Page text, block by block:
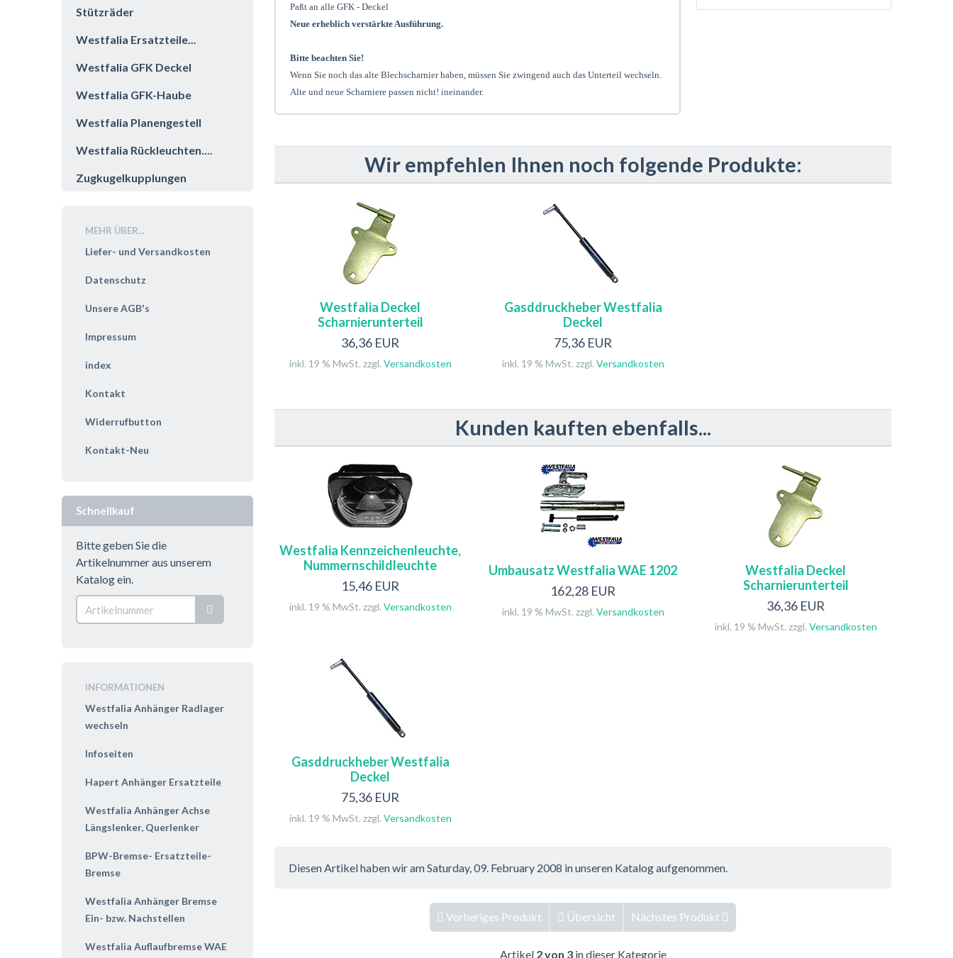
Paßt an alle GFK - Deckel
Neue erheblich verstärkte Ausführung.
Bitte beachten Sie!
Wenn Sie noch das alte Blechscharnier haben, müssen Sie zwingend auch das Unterteil wechseln.
Alte und neue Scharniere passen nicht! ineinander.
Wir empfehlen Ihnen noch folgende Produkte:
Westfalia Deckel
Scharnierunterteil
36,36 EUR
inkl. 19 % MwSt. zzgl. Versandkosten
Gasddruckheber Westfalia
Deckel
75,36 EUR
inkl. 19 % MwSt. zzgl. Versandkosten
Kunden kauften ebenfalls...
Westfalia Kennzeichenleuchte,
Nummernschildleuchte
15,46 EUR
inkl. 19 % MwSt. zzgl. Versandkosten
Umbausatz Westfalia WAE 1202
162,28 EUR
inkl. 19 % MwSt. zzgl. Versandkosten
Westfalia Deckel
Scharnierunterteil
36,36 EUR
inkl. 19 % MwSt. zzgl. Versandkosten
Gasddruckheber Westfalia
Deckel
75,36 EUR
inkl. 19 % MwSt. zzgl. Versandkosten
Diesen Artikel haben wir am Saturday, 09. February 2008 in unseren Katalog aufgenommen.
Vorheriges Produkt Übersicht Nächstes Produkt
Artikel 2 von 3in dieser Kategorie
Stützräder
Westfalia Ersatzteile...
Westfalia GFK Deckel
Westfalia GFK-Haube
Westfalia Planengestell
Westfalia Rückleuchten....
Zugkugelkupplungen
MEHR ÜBER...
Liefer- und Versandkosten
Datenschutz
Unsere AGB's
Impressum
index
Kontakt
Widerrufbutton
Kontakt-Neu
Schnellkauf
Bitte geben Sie die
Artikelnummer aus unserem
Katalog ein.
INFORMATIONEN
Westfalia Anhänger Radlager
wechseln
Infoseiten
Hapert Anhänger Ersatzteile
Westfalia Anhänger Achse
Längslenker, Querlenker
BPW-Bremse- Ersatzteile-
Bremse
Westfalia Anhänger Bremse
Ein- bzw. Nachstellen
Westfalia Auflaufbremse WAE